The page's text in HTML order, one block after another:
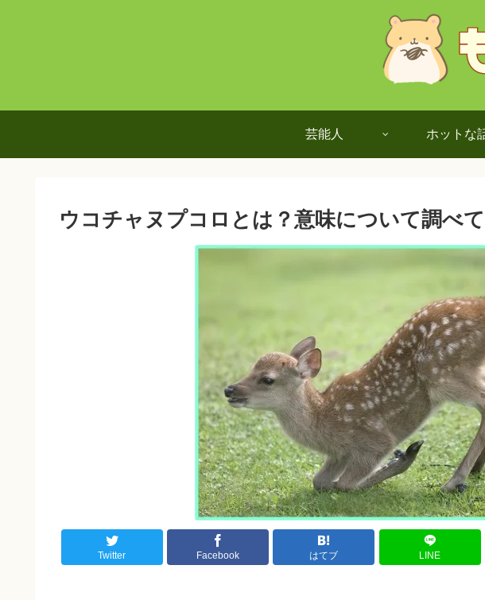
芸能人 ホットな
ウコチャヌプコロとは？意味について調べ
Twitter Facebook はてブ LINE